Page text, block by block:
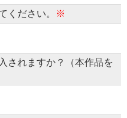
ください。 ※
されますか？（本作品を